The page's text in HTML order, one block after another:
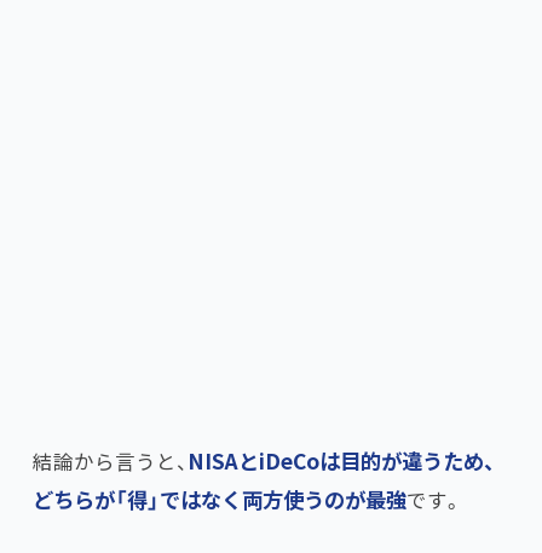
結論から言うと、​ NISAとiDeCoは目的が違うため、
どちらが「得」ではなく両方使うのが最強です。